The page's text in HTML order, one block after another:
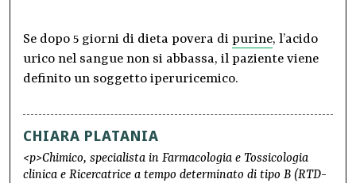
Se dopo 5 giorni di dieta povera di purine, l’acido
urico nel sangue non si abbassa, il paziente viene
definito un soggetto iperuricemico.
CHIARA PLATANIA
<p>Chimico, specialista in Farmacologia e Tossicologia
clinica e Ricercatrice a tempo determinato di tipo B (RTD-